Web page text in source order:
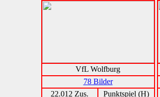
VfL Wolfburg
78 Bilder
22.012 Zus.
Punktspiel (H)